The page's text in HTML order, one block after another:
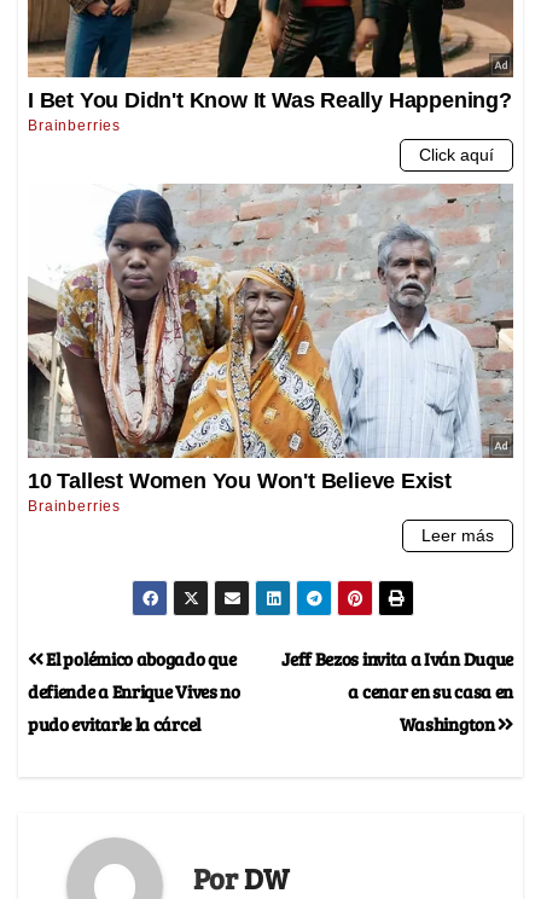
Jeff Bezos invita a Iván Duque
a cenar en su casa en
Washington
El polémico abogado que
defiende a Enrique Vives no
pudo evitarle la cárcel
PorDW